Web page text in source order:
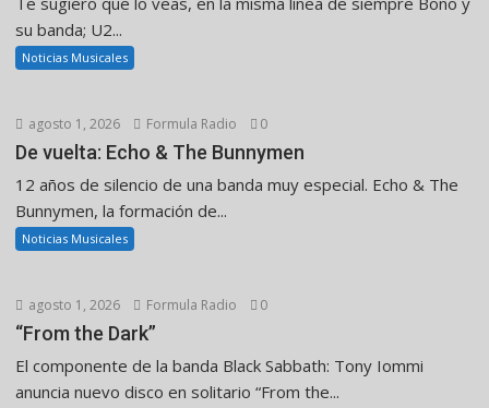
su banda; U2...
Noticias Musicales
agosto 1, 2026 Formula Radio 0
De vuelta: Echo & The Bunnymen
12 años de silencio de una banda muy especial. Echo & The
Bunnymen, la formación de...
Noticias Musicales
agosto 1, 2026 Formula Radio 0
“From the Dark”
El componente de la banda Black Sabbath: Tony Iommi
anuncia nuevo disco en solitario “From the...